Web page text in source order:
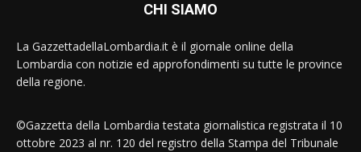
CHI SIAMO
La GazzettadellaLombardia.it è il giornale online della
Lombardia con notizie ed approfondimenti su tutte le province
della regione.
©Gazzetta della Lombardia testata giornalistica registrata il 10
ottobre 2023 al nr. 120 del registro della Stampa del Tribunale